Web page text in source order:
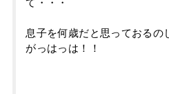
て・・・
息子を何歳だと思っておるの
がっはっは！！